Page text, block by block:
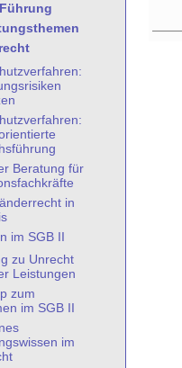
Beratung für
in
im SGB II
zu Unrecht
Leistungen
zum
im SGB II
im